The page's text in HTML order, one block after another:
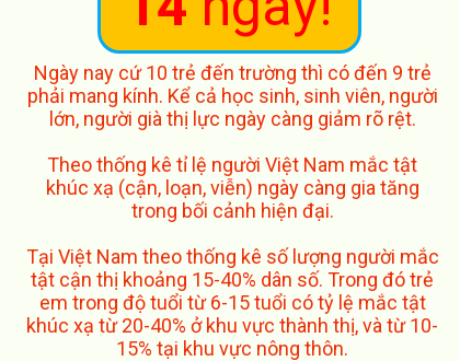
Ngày nay cứ 10 trẻ đến trường thì có đến 9 trẻ
phải mang kính. Kể cả học sinh, sinh viên, người
lớn, người già thị lực ngày càng giảm rõ rệt.
Theo thống kê tỉ lệ người Việt Nam mắc tật
khúc xạ (cận, loạn, viễn) ngày càng gia tăng
trong bối cảnh hiện đại.
Tại Việt Nam theo thống kê số lượng người mắc
tật cận thị khoảng 15-40% dân số. Trong đó trẻ
em trong độ tuổi từ 6-15 tuổi có tỷ lệ mắc tật
khúc xạ từ 20-40% ở khu vực thành thị, và từ 10-
15% tại khu vực nông thôn.